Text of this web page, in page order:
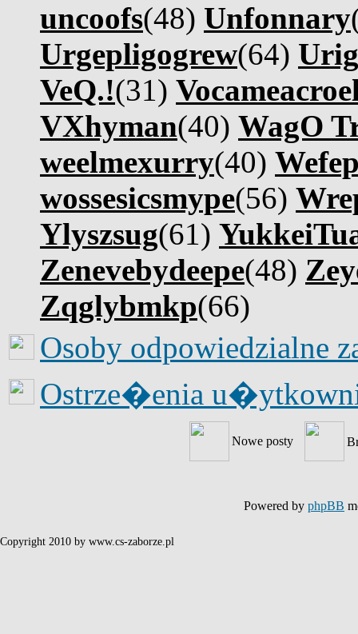
uncoofs(48) Unfonnary
Urgepligogrew(64)
VeQ.!(31)
VXhyman(40) WagO
weelmexurry(40)
wossesicsmype(56)
Ylyszsug(61)
Zenevebydeepe(48)
Zqglybmkp(66)
Osoby odpowiedzialne
Ostrze�enia
Nowe posty
Powered by phpBB
Copyright 2010 by www.cs-zaborze.pl